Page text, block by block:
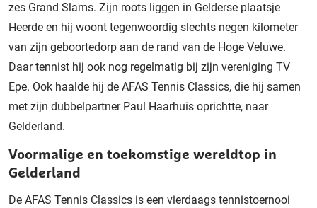
zes Grand Slams. Zijn roots liggen in Gelderse plaatsje
Heerde en hij woont tegenwoordig slechts negen kilometer
van zijn geboortedorp aan de rand van de Hoge Veluwe.
Daar tennist hij ook nog regelmatig bij zijn vereniging TV
Epe. Ook haalde hij de AFAS Tennis Classics, die hij samen
met zijn dubbelpartner Paul Haarhuis oprichtte, naar
Gelderland.
Voormalige en toekomstige wereldtop in
Gelderland
De AFAS Tennis Classics is een vierdaags tennistoernooi